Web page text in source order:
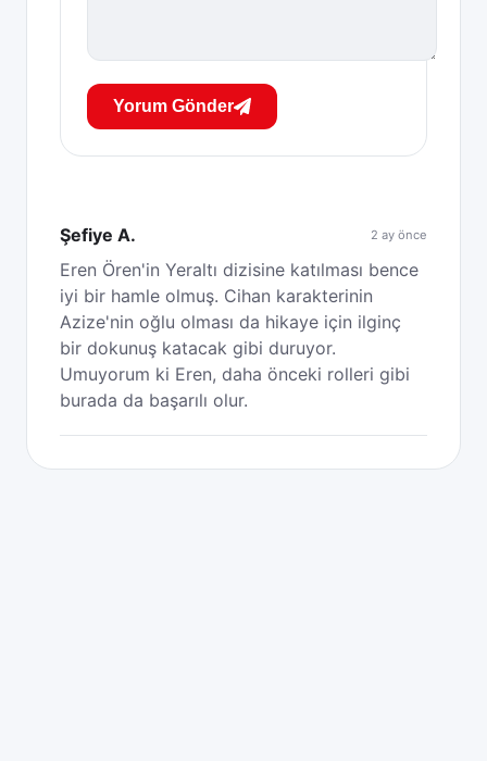
Yorum Gönder
Şefiye A. 2 ay önce
Eren Ören'in Yeraltı dizisine katılması bence
iyi bir hamle olmuş. Cihan karakterinin
Azize'nin oğlu olması da hikaye için ilginç
bir dokunuş katacak gibi duruyor.
Umuyorum ki Eren, daha önceki rolleri gibi
burada da başarılı olur.